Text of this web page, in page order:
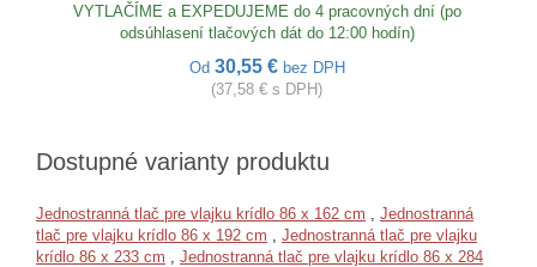
VYTLAČÍME a EXPEDUJEME do 4 pracovných dní (po
odsúhlasení tlačových dát do 12:00 hodín)
Od 30,55 € bez DPH
(37,58 € s DPH)
Dostupné varianty produktu
Jednostranná tlač pre vlajku krídlo 86 x 162 cm
Jednostranná
tlač pre vlajku krídlo 86 x 192 cm
Jednostranná tlač pre vlajku
krídlo 86 x 233 cm
Jednostranná tlač pre vlajku krídlo 86 x 284